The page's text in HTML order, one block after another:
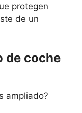
protegen
de un
de coche
ampliado?